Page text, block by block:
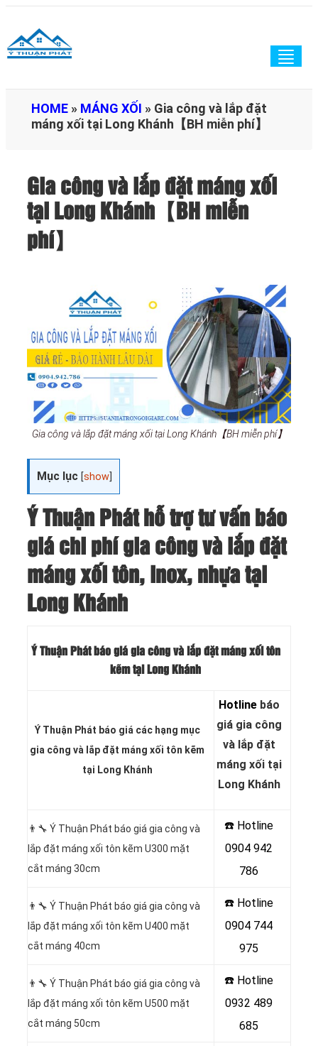
HOME » MÁNG XỐI » Gia công và lắp đặt
máng xối tại Long Khánh【BH miễn phí】
Gia công và lắp đặt máng xối
tại Long Khánh【BH miễn
phí】
Gia công và lắp đặt máng xối tại Long Khánh【BH miễn phí】
Mục lục [show
Ý Thuận Phát hỗ trợ tư vấn báo
giá chi phí gia công và lắp đặt
máng xối tôn, inox, nhựa tại
Long Khánh
Ý Thuận Phát báo giá gia công và lắp đặt máng xối tôn
kẽm tại Long Khánh
Ý Thuận Phát báo giá các hạng mục
gia công và lắp đặt máng xối tôn kẽm
tại Long Khánh
Hotlinebáo
giá gia công
và lắp đặt
máng xối tại
Long Khánh
👨‍🔧 Ý Thuận Phát báo giá gia công và
lắp đặt máng xối tôn kẽm U300 mặt
cắt máng 30cm
☎️ Hotline
0904 942
786
👨‍🔧 Ý Thuận Phát báo giá gia công và
lắp đặt máng xối tôn kẽm U400 mặt
cắt máng 40cm
☎️ Hotline
0904 744
975
👨‍🔧 Ý Thuận Phát báo giá gia công và
lắp đặt máng xối tôn kẽm U500 mặt
cắt máng 50cm
☎️ Hotline
0932 489
685